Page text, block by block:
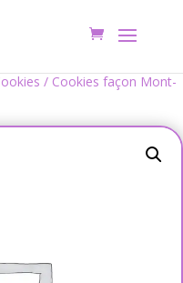
/ Cookies façon Mont-